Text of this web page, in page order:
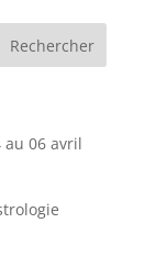
au 06 avril